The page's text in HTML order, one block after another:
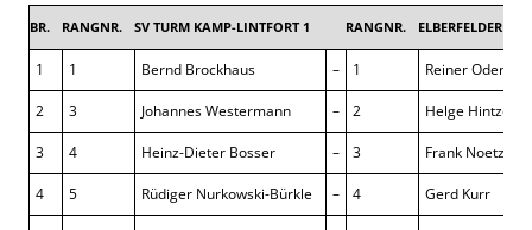
BR. RANGNR. SV TURM KAMP-LINTFORT 1 RANGNR. ELBERFELDER SG
1 1 Bernd Brockhaus – 1 Reiner
2 3 Johannes Westermann – 2 Helge Hintze
3 4 Heinz-Dieter Bosser – 3 Frank Noetzel
4 5 Rüdiger Nurkowski-Bürkle – 4 Gerd Kurr